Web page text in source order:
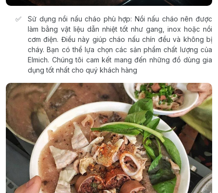
Sử dụng nồi nấu cháo phù hợp: Nồi nấu cháo nên được
làm bằng vật liệu dẫn nhiệt tốt như gang, inox hoặc nồi
cơm điện. Điều này giúp cháo nấu chín đều và không bị
cháy. Bạn có thể lựa chọn các sản phẩm chất lượng của
Elmich. Chúng tôi cam kết mang đến những đồ dùng gia
dụng tốt nhất cho quý khách hàng